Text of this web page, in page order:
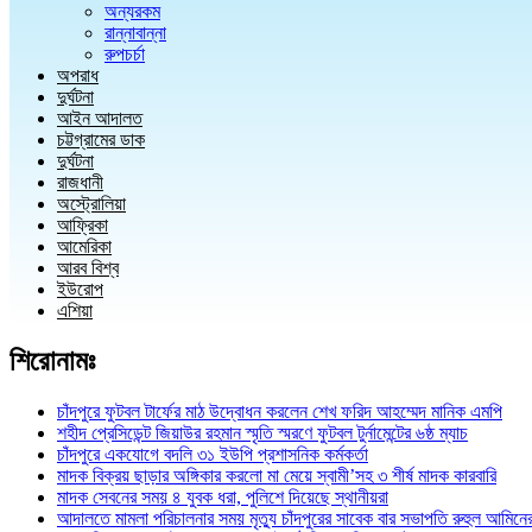
অন্যরকম
রান্নাবান্না
রুপচর্চা
অপরাধ
দুর্ঘটনা
আইন আদালত
চট্টগ্রামের ডাক
দুর্ঘটনা
রাজধানী
অস্ট্রোলিয়া
আফ্রিকা
আমেরিকা
আরব বিশ্ব
ইউরোপ
এশিয়া
শিরোনামঃ
চাঁদপুরে ফুটবল টার্ফের মাঠ উদ্বোধন করলেন শেখ ফরিদ আহম্মেদ মানিক এমপি
শহীদ প্রেসিডেন্ট জিয়াউর রহমান স্মৃতি স্মরণে ফুটবল টুর্নামেন্টের ৬ষ্ঠ ম্যাচ
চাঁদপুরে একযোগে বদলি ৩১ ইউপি প্রশাসনিক কর্মকর্তা
মাদক বিক্রয় ছাড়ার অঙ্গিকার করলো মা মেয়ে স্বামী’সহ ৩ শীর্ষ মাদক কারবারি
মাদক সেবনের সময় ৪ যুবক ধরা, পুলিশে দিয়েছে স্থানীয়রা
আদালতে মামলা পরিচালনার সময় মৃত্যু চাঁদপুরের সাবেক বার সভাপতি রুহুল